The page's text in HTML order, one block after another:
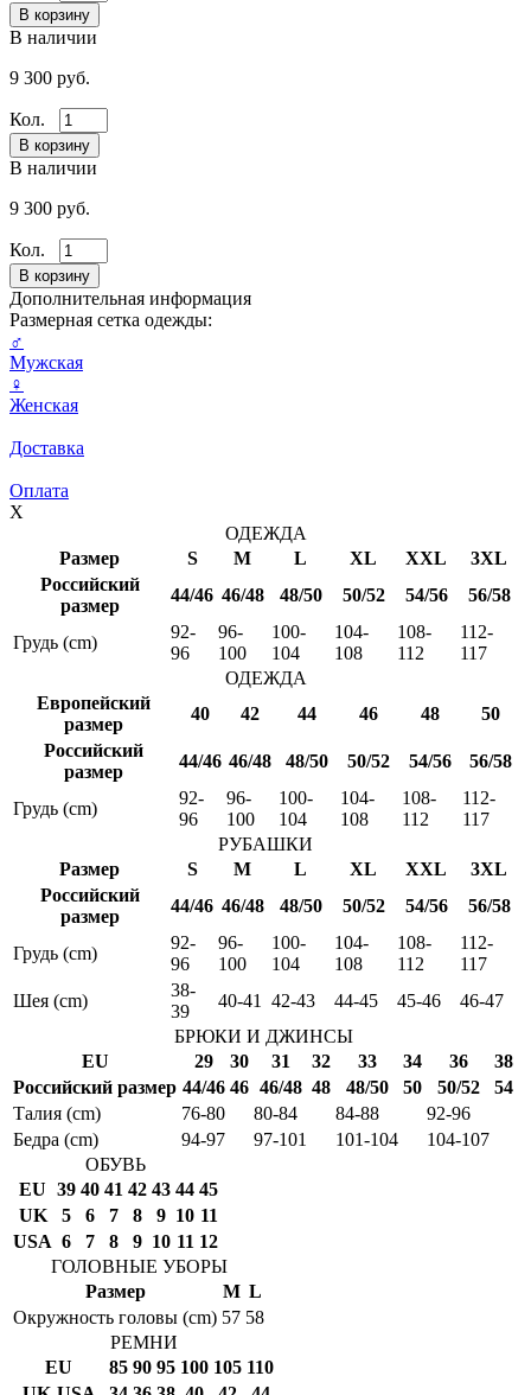
В наличии
9 300 руб.
Кол.
В наличии
9 300 руб.
Кол.
Дополнительная информация
Размерная сетка одежды:
♂
Мужская
♀
Женская
Доставка
Оплата
X
ОДЕЖДА
Размер
S M L XL XXL
3XL
Российский
размер
44/46 46/48 48/50 50/52 54/56 56/58
Грудь (cm)
92-
96
96-
100
100-
104
104-
108
108-
112
112-
117
ОДЕЖДА
Европейский
размер
40 42 44 46 48
50
Российский
размер
44/46 46/48 48/50 50/52 54/56 56/58
Грудь (cm)
92-
96
96-
100
100-
104
104-
108
108-
112
112-
117
РУБАШКИ
Размер
S M L XL XXL
3XL
Российский
размер
44/46 46/48 48/50 50/52 54/56 56/58
Грудь (cm)
92-
96
96-
100
100-
104
104-
108
108-
112
112-
117
Шея (cm)
38-
39
40-41 42-43 44-45 45-46
46-47
БРЮКИ И ДЖИНСЫ
EU
29 30 31 32 33 34 36
38
Российский размер 44/46 46 46/48 48 48/50 50 50/52
54
Талия (cm)
76-80 80-84 84-88
92-96
Бедра (cm)
94-97 97-101 101-104
104-107
ОБУВЬ
EU 39 40 41 42 43 44 45
UK
5 6 7 8 9 10 11
USA 6 7 8 9 10 11 12
ГОЛОВНЫЕ УБОРЫ
Размер
M L
Окружность головы (cm) 57 58
РЕМНИ
EU
85 90 95 100 105 110